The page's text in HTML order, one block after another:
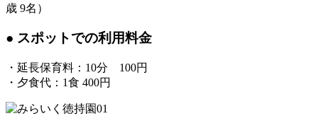
歳 9名）
● スポットでの利用料金
・延長保育料：10分 100円
・夕食代：1食 400円